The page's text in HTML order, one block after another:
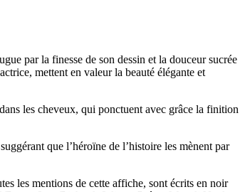
par la finesse de son dessin et la douceur sucrée
mettent en valeur la beauté élégante et
les cheveux, qui ponctuent avec grâce la finition
que l’héroïne de l’histoire les mènent par
les mentions de cette affiche, sont écrits en noir